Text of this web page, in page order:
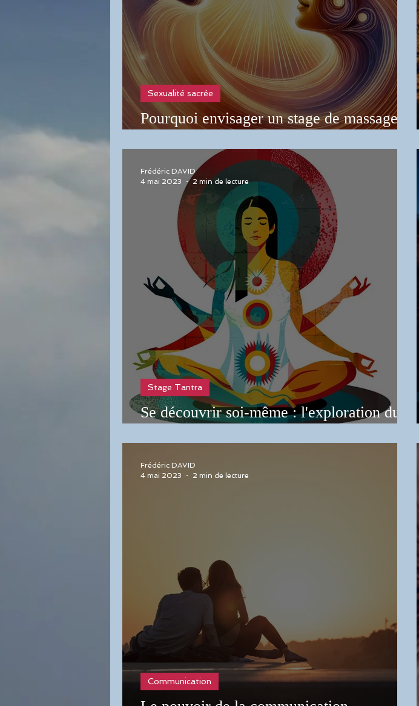
Pourquoi envisager un stage de massage
Sexualité sacrée
Se découvrir soi-même : l'exploration du
Stage Tantra
Frédéric DAVID
4 mai 2023
2 min de lecture
Communication
Frédéric DAVID
4 mai 2023
2 min de lecture